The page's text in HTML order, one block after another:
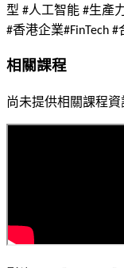
型 #人工智能 #生產
#香港企業#FinTech
相關課程
尚未提供相關課程資